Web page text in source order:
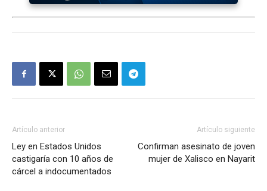
Artículo anterior
Ley en Estados Unidos
castigaría con 10 años de
cárcel a indocumentados
Artículo siguiente
Confirman asesinato de joven
mujer de Xalisco en Nayarit